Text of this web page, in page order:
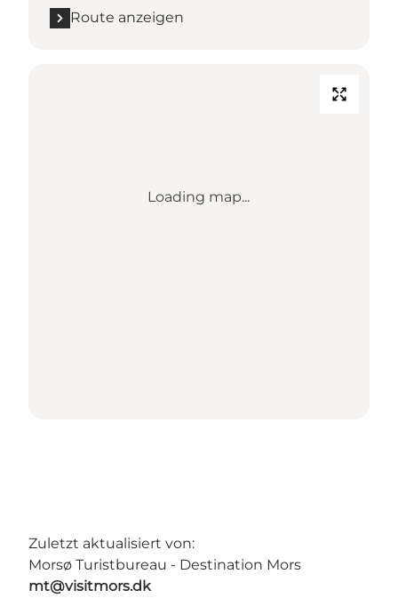
Route anzeigen
Loading map...
Zuletzt aktualisiert von:
Morsø Turistbureau - Destination Mors
mt@visitmors.dk